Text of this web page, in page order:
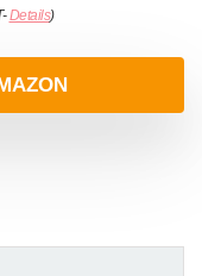
Details)